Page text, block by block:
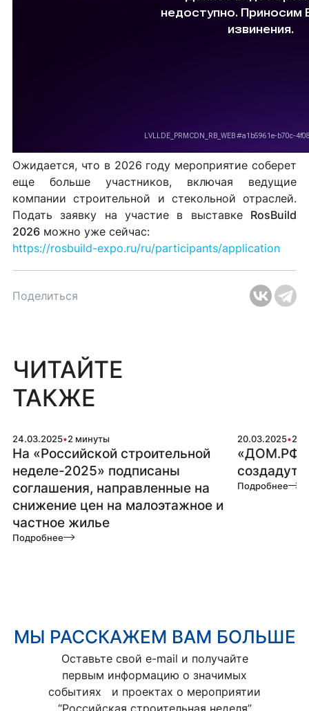
Ожидается, что в 2026 году мероприятие соберет
еще больше участников, включая ведущие
компании строительной и стекольной отраслей.
Подать заявку на участие в выставке RosBuild
2026 можно уже сейчас:
https://rosbuild-expo.ru/ru/participants/application
Поделиться
ЧИТАЙТЕ
ТАКЖЕ
24.03.2025•2 минуты
На «Российской строительной
неделе-2025» подписаны
соглашения, направленные на
снижение цен на малоэтажное и
частное жилье
Подробнее
20.03.2025•2
«ДОМ.РФ»,
создадут
Подробнее
МЫ РАССКАЖЕМ ВАМ БОЛЬШЕ
Оставьте свой e-mail и получайте
первым информацию о значимых
событиях и проектах о мероприятии
“Российская строительная неделя”